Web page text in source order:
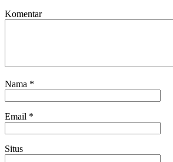
Komentar
Nama *
Email *
Situs